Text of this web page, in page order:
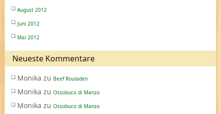
August 2012
Juni 2012
Mai 2012
Neueste Kommentare
Monika zu Beef Rouladen
Monika zu Ossobuco di Manzo
Monika zu Ossobuco di Manzo